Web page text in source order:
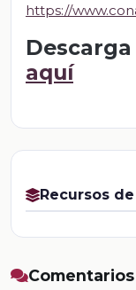
https://
aquí
Recursos
Comentarios